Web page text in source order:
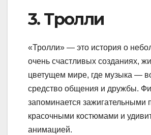
3. Тролли
«Тролли» — это история о
очень счастливых созданиях,
цветущем мире, где музыка —
средство общения и дружбы.
запоминается зажигательными
красочными костюмами и
анимацией.